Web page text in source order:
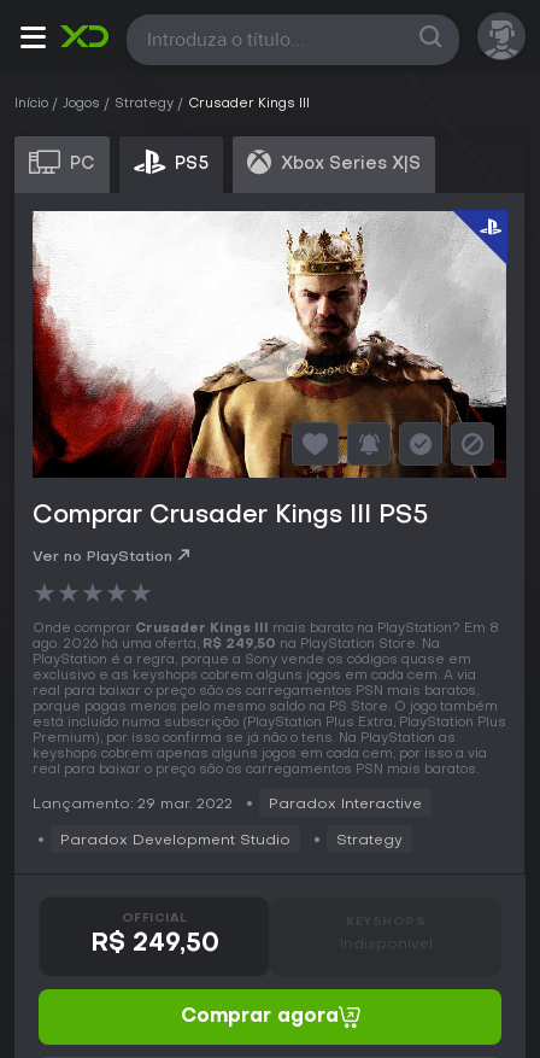
Todas
Início Jogos Strategy Crusader Kings III
PC PS5 Xbox Series X|S
Comprar Crusader Kings III PS5
Ver no PlayStation
★★★★★
Onde comprar Crusader Kings III mais barato na PlayStation? Em 8
ago. 2026 há uma oferta, R$ 249,50 na PlayStation Store. Na
PlayStation é a regra, porque a Sony vende os códigos quase em
exclusivo e as keyshops cobrem alguns jogos em cada cem. A via
real para baixar o preço são os carregamentos PSN mais baratos,
porque pagas menos pelo mesmo saldo na PS Store. O jogo também
está incluído numa subscrição (PlayStation Plus Extra, PlayStation Plus
Premium), por isso confirma se já não o tens. Na PlayStation as
keyshops cobrem apenas alguns jogos em cada cem, por isso a via
real para baixar o preço são os carregamentos PSN mais baratos.
Lançamento: 29 mar. 2022 Paradox Interactive
Paradox Development Studio Strategy
OFFICIAL
R$ 249,50 Indisponível
Comprar agora